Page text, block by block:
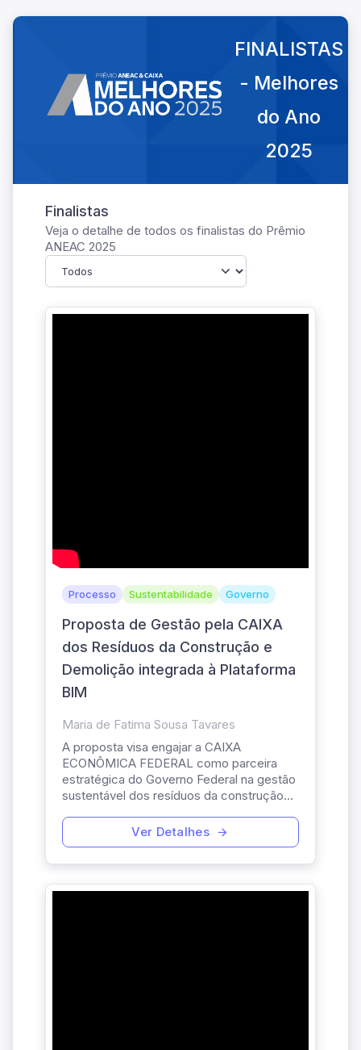
FINALISTAS
- Melhores
do Ano
2025
Finalistas
Veja o detalhe de todos os finalistas do Prêmio
ANEAC 2025
Processo Sustentabilidade Governo
Proposta de Gestão pela CAIXA
dos Resíduos da Construção e
Demolição integrada à Plataforma
BIM
Maria de Fatima Sousa Tavares
A proposta visa engajar a CAIXA
ECONÔMICA FEDERAL como parceira
estratégica do Governo Federal na gestão
sustentável dos resíduos da construção...
Ver Detalhes